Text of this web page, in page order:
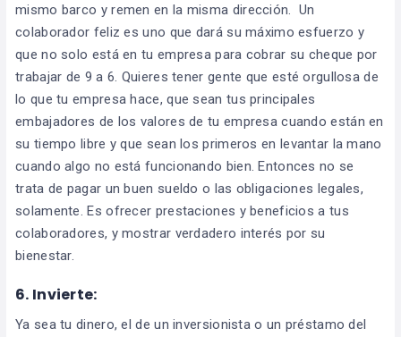
mismo barco y remen en la misma dirección. Un
colaborador feliz es uno que dará su máximo esfuerzo y
que no solo está en tu empresa para cobrar su cheque por
trabajar de 9 a 6. Quieres tener gente que esté orgullosa de
lo que tu empresa hace, que sean tus principales
embajadores de los valores de tu empresa cuando están en
su tiempo libre y que sean los primeros en levantar la mano
cuando algo no está funcionando bien. Entonces no se
trata de pagar un buen sueldo o las obligaciones legales,
solamente. Es ofrecer prestaciones y beneficios a tus
colaboradores, y mostrar verdadero interés por su
bienestar.
6. Invierte:
Ya sea tu dinero, el de un inversionista o un préstamo del